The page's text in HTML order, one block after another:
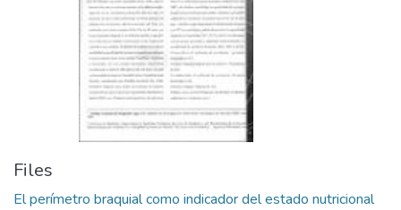
Files
El perímetro braquial como indicador del estado nutricional